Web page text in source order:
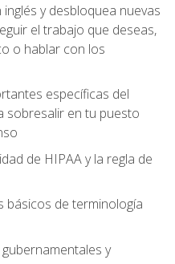
y desbloquea nuevas
el trabajo que deseas,
o hablar con los
específicas del
sobresalir en tu puesto
de HIPAA y la regla de
de terminología
y